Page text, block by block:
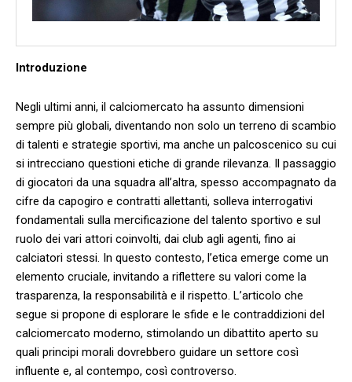
Introduzione
Negli ultimi ⁤anni, il calciomercato ha assunto dimensioni
sempre più ​globali, diventando non solo un terreno di scambio
di talenti e strategie sportivi, ma anche un palcoscenico su cui
si intrecciano ⁢questioni etiche di grande rilevanza. Il passaggio
di ‍giocatori da una squadra all’altra,⁢ spesso accompagnato da
cifre da capogiro e contratti allettanti, solleva interrogativi
fondamentali sulla mercificazione del talento​ sportivo e sul
ruolo dei‍ vari attori⁤ coinvolti, dai club agli agenti, fino ai
calciatori stessi. ​In ‍questo contesto, l’etica ‌emerge‍ come un
elemento cruciale, invitando a riflettere su valori ​come la
trasparenza, la responsabilità e il rispetto. L’articolo che
segue si propone di esplorare le sfide e le contraddizioni del
calciomercato moderno, stimolando un dibattito aperto su
quali principi morali⁤ dovrebbero guidare un settore così
influente e, al contempo, così controverso.